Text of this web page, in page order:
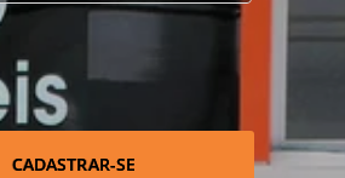
CADASTRAR-SE